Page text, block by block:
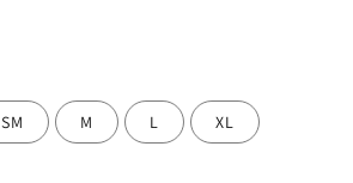
SM M L XL